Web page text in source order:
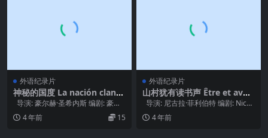
外语纪录片
神秘的国度 La nación cland
estina (1989)
导演: 豪尔赫·圣希内斯 编剧: 豪尔
赫·圣希内斯 主演: Jul...
4 年前 15
外语纪录片
山村犹有读书声 Être et avoir
(2002)
导演: 尼古拉·菲利伯特 编剧: Nicol
as Philiber...
4 年前